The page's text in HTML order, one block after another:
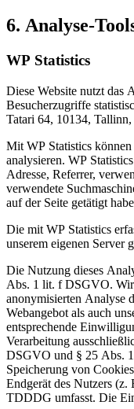
6. Analyse-
WP Statistics
Diese Website nutzt das
Besucherzugriffe
Tatari 64, 10134,
Mit WP Statistics
analysieren. WP
Adresse, Referrer,
verwendete
auf der Seite getätigt
Die mit WP Statistics
unserem eigenen Server
Die Nutzung dieses
Abs. 1 lit. f DSGVO. Wir
anonymisierten Analyse
Webangebot als auch
entsprechende
Verarbeitung
DSGVO und § 25 Abs.
Speicherung von
Endgerät des Nutzers
TDDDG umfasst. Die